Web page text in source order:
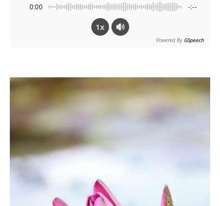
0:00 -:--
1x
Powered By GSpeech